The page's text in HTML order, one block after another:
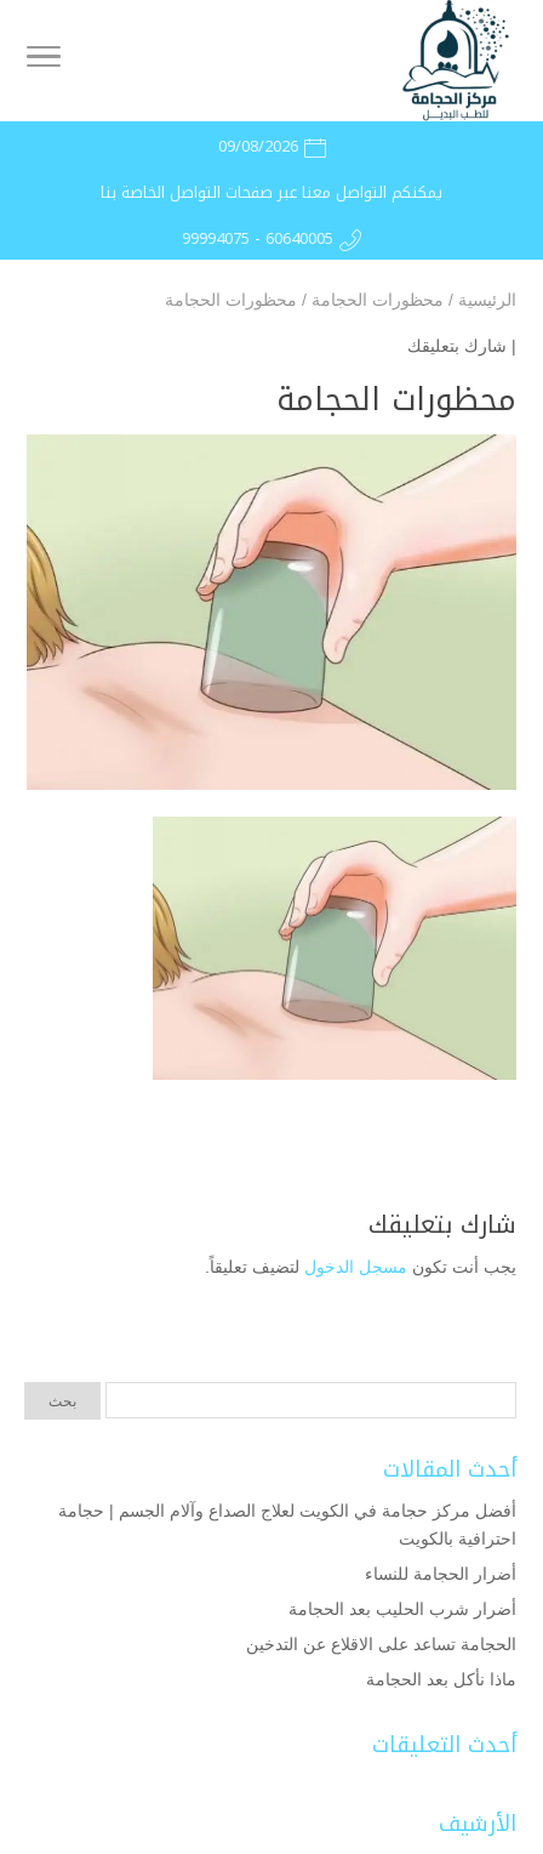
09/08/2026
يمكنكم التواصل معنا عبر صفحات التواصل الخاصة بنا
99994075 - 60640005
الرئيسية / محظورات الحجامة / محظورات الحجامة
| شارك بتعليقك
محظورات الحجامة
شارك بتعليقك
يجب أنت تكون مسجل الدخول لتضيف تعليقاً.
أحدث المقالات
أفضل مركز حجامة في الكويت لعلاج الصداع وآلام الجسم | حجامة
احترافية بالكويت
أضرار الحجامة للنساء
أضرار شرب الحليب بعد الحجامة
الحجامة تساعد على الاقلاع عن التدخين
ماذا نأكل بعد الحجامة
أحدث التعليقات
الأرشيف